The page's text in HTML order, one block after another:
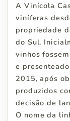
A Vinícola
viníferas
propriedade
do Sul.
vinhos
e
2015, após
produzidos
decisão de
O nome da